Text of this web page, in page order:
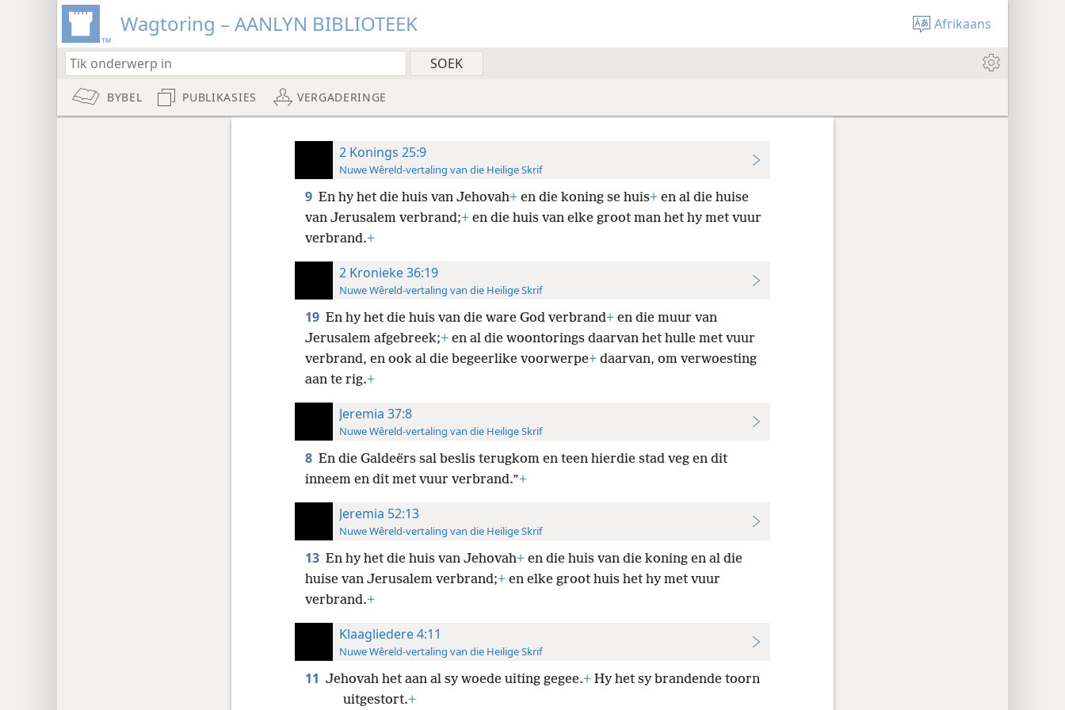
Wagtoring – AANLYN BIBLIOTEEK Afrikaans
BYBEL PUBLIKASIES VERGADERINGE
2 Konings 25:9
Nuwe Wêreld-vertaling van die Heilige Skrif
9 En hy het die huis van Jehovah+en die koning se huis+en al die huise
van Jerusalem verbrand;+en die huis van elke groot man het hy met vuur
verbrand.+
2 Kronieke 36:19
Nuwe Wêreld-vertaling van die Heilige Skrif
19 En hy het die huis van die ware God verbrand+en die muur van
Jerusalem afgebreek;+en al die woontorings daarvan het hulle met vuur
verbrand, en ook al die begeerlike voorwerpe+daarvan, om verwoesting
aan te rig.+
Jeremia 37:8
Nuwe Wêreld-vertaling van die Heilige Skrif
8 En die Galdeërs sal beslis terugkom en teen hierdie stad veg en dit
inneem en dit met vuur verbrand.”+
Jeremia 52:13
Nuwe Wêreld-vertaling van die Heilige Skrif
13 En hy het die huis van Jehovah+en die huis van die koning en al die
huise van Jerusalem verbrand;+en elke groot huis het hy met vuur
verbrand.+
Klaagliedere 4:11
Nuwe Wêreld-vertaling van die Heilige Skrif
11 Jehovah het aan al sy woede uiting gegee.+Hy het sy brandende toorn
uitgestort.+